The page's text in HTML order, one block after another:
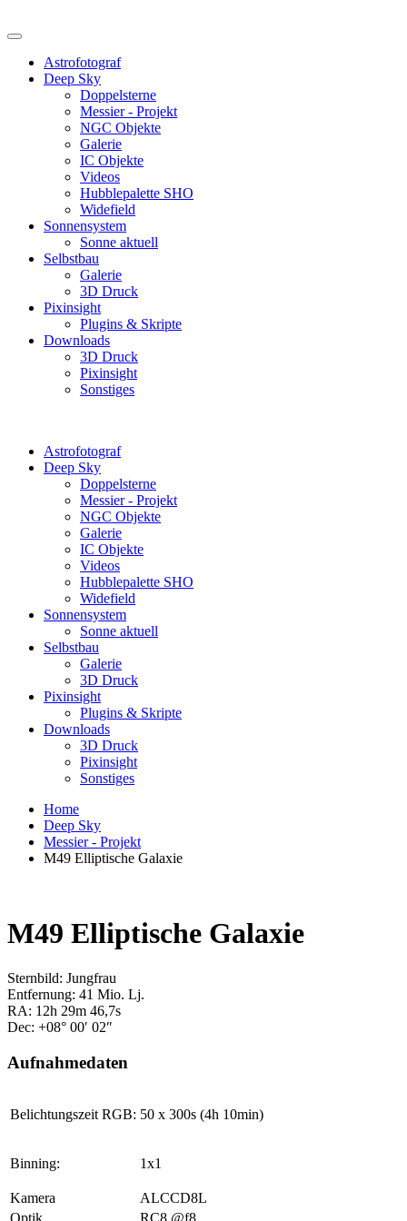
Astrofotograf
Deep Sky
Doppelsterne
Messier - Projekt
NGC Objekte
Galerie
IC Objekte
Videos
Hubblepalette SHO
Widefield
Sonnensystem
Sonne aktuell
Selbstbau
Galerie
3D Druck
Pixinsight
Plugins & Skripte
Downloads
3D Druck
Pixinsight
Sonstiges
Astrofotograf
Deep Sky
Doppelsterne
Messier - Projekt
NGC Objekte
Galerie
IC Objekte
Videos
Hubblepalette SHO
Widefield
Sonnensystem
Sonne aktuell
Selbstbau
Galerie
3D Druck
Pixinsight
Plugins & Skripte
Downloads
3D Druck
Pixinsight
Sonstiges
Home
Deep Sky
Messier - Projekt
M49 Elliptische Galaxie
M49 Elliptische Galaxie
Sternbild: Jungfrau
Entfernung: 41 Mio. Lj.
RA: 12h 29m 46,7s
Dec: +08° 00′ 02″
Aufnahmedaten
Belichtungszeit RGB: 50 x 300s (4h 10min)
Binning: 1x1
Kamera
ALCCD8L